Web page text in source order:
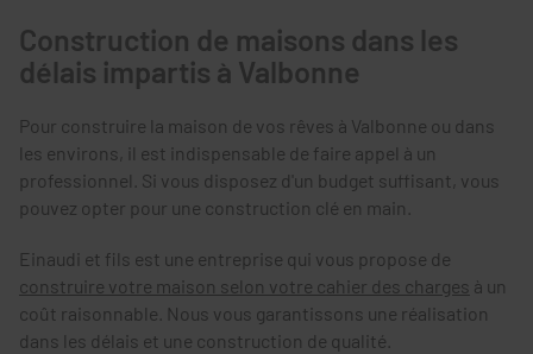
Construction de maisons dans les
délais impartis à Valbonne
Pour construire la maison de vos rêves à Valbonne ou dans
les environs, il est indispensable de faire appel à un
professionnel. Si vous disposez d'un budget suffisant, vous
pouvez opter pour une construction clé en main.
Einaudi et fils est une entreprise qui vous propose de
construire votre maison selon votre cahier des charges à un
coût raisonnable. Nous vous garantissons une réalisation
dans les délais et une construction de qualité.